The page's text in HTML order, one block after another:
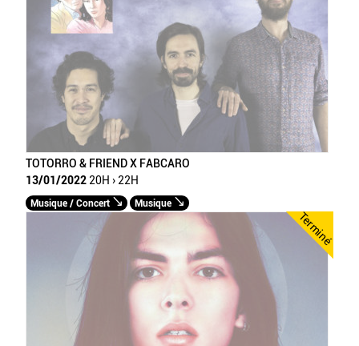
TOTORRO & FRIEND X FABCARO
13/01/2022 20H › 22H
Musique / Concert Musique
Terminé